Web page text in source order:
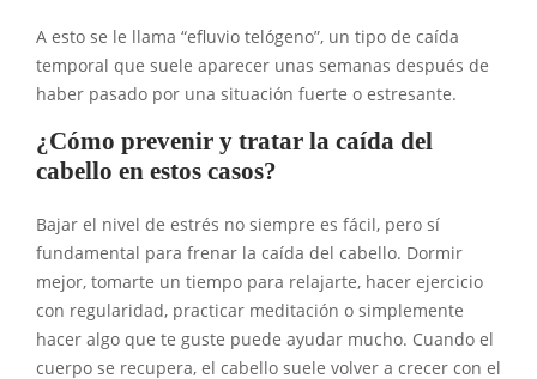
A esto se le llama “efluvio telógeno”, un tipo de caída
temporal que suele aparecer unas semanas después de
haber pasado por una situación fuerte o estresante.
¿Cómo prevenir y tratar la caída del
cabello en estos casos?
Bajar el nivel de estrés no siempre es fácil, pero sí
fundamental para frenar la caída del cabello. Dormir
mejor, tomarte un tiempo para relajarte, hacer ejercicio
con regularidad, practicar meditación o simplemente
hacer algo que te guste puede ayudar mucho. Cuando el
cuerpo se recupera, el cabello suele volver a crecer con el